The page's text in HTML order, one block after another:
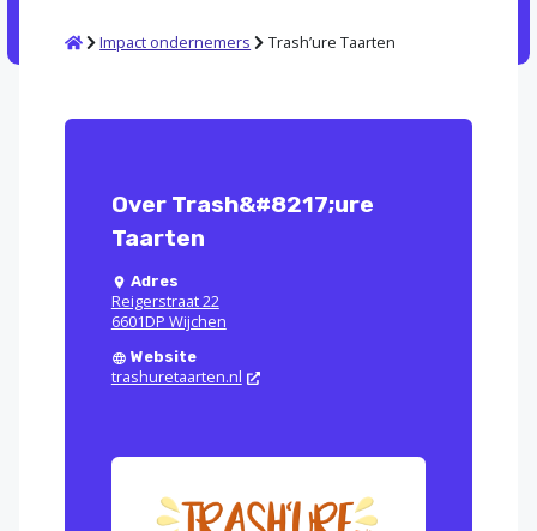
HomeImpact ondernemers Trash’ure Taarten
Over Trash&#8217;ure
Taarten
Adres
Reigerstraat 22
6601DP Wijchen
Website
trashuretaarten.nl